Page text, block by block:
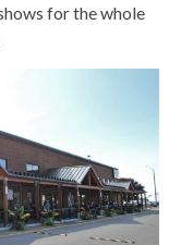
for the whole